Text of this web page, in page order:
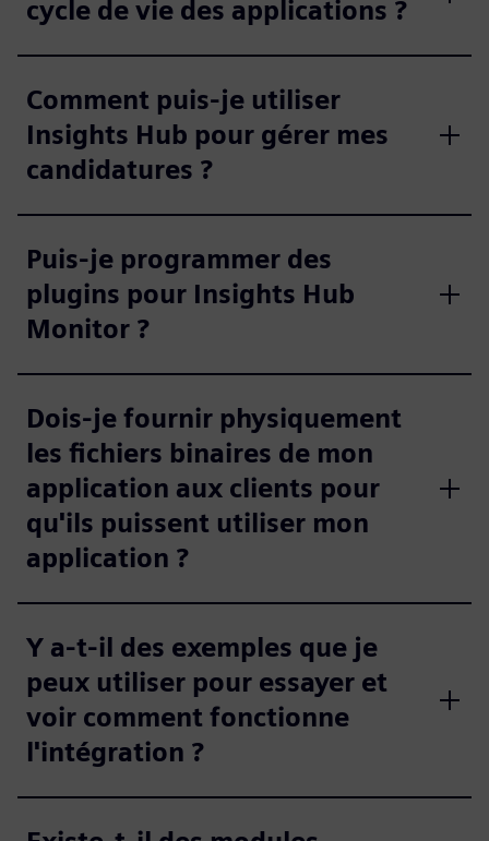
cycle de vie des applications ?
Comment puis-je utiliser
Insights Hub pour gérer mes
candidatures ?
Puis-je programmer des
plugins pour Insights Hub
Monitor ?
Dois-je fournir physiquement
les fichiers binaires de mon
application aux clients pour
qu'ils puissent utiliser mon
application ?
Y a-t-il des exemples que je
peux utiliser pour essayer et
voir comment fonctionne
l'intégration ?